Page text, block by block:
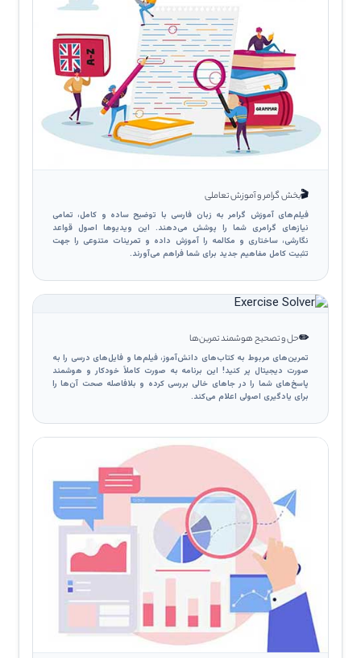
🎬بخش گرامر و آموزش تعاملی
فیلم‌های آموزش گرامر به زبان فارسی با توضیح ساده و کامل، تمامی
نیازهای گرامری شما را پوشش می‌دهند. این ویدیوها اصول قواعد
نگارشی، ساختاری و مکالمه را آموزش داده و تمرینات متنوعی را جهت
تثبیت کامل مفاهیم جدید برای شما فراهم می‌آورند.
✏️حل و تصحیح هوشمند تمرین‌ها
تمرین‌های مربوط به کتاب‌های دانش‌آموز، فیلم‌ها و فایل‌های درسی را به
صورت دیجیتال پر کنید! این برنامه به صورت کاملاً خودکار و هوشمند
پاسخ‌های شما را در جاهای خالی بررسی کرده و بلافاصله صحت آن‌ها را
برای یادگیری اصولی اعلام می‌کند.